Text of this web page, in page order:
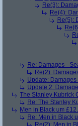
Re(3):
Re(4):
Re(5):
Re: Damages -
Re(2):
Update:
Update 2:
The Stanley Kubrick
Re: The Stanley
Men in Black um
Re: Men in Black
Re(2): Men in